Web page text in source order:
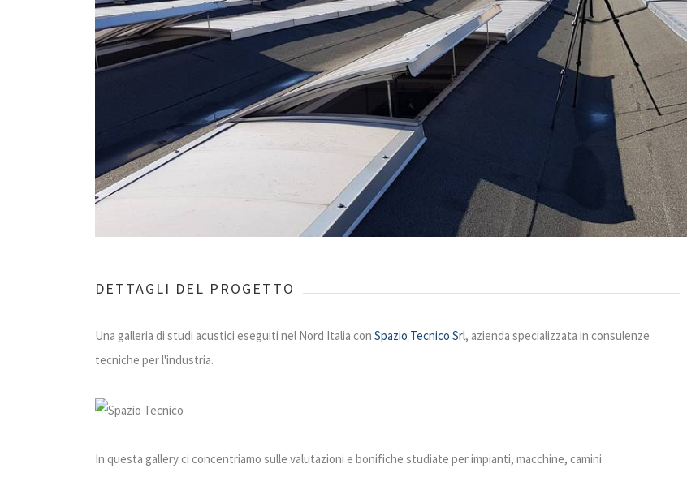
DETTAGLI DEL PROGETTO
Una galleria di studi acustici eseguiti nel Nord Italia con Spazio Tecnico Srl, azienda specializzata in consulenze
tecniche per l'industria.
In questa gallery ci concentriamo sulle valutazioni e bonifiche studiate per impianti, macchine, camini.